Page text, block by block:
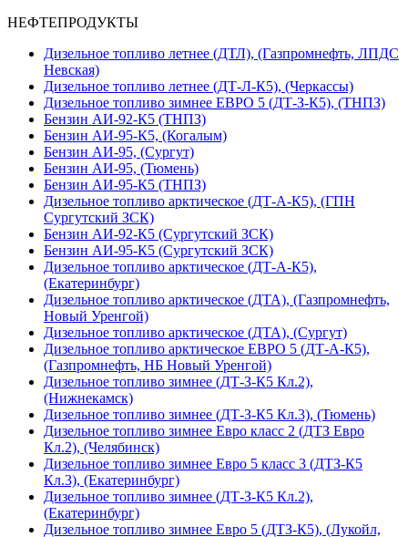
НЕФТЕПРОДУКТЫ
Дизельное топливо летнее (ДТЛ), (Газпромнефть, ЛПДС
Невская)
Дизельное топливо летнее (ДТ-Л-К5), (Черкассы)
Дизельное топливо зимнее ЕВРО 5 (ДТ-З-К5), (ТНПЗ)
Бензин АИ-92-К5 (ТНПЗ)
Бензин АИ-95-К5, (Когалым)
Бензин АИ-95, (Сургут)
Бензин АИ-95, (Тюмень)
Бензин АИ-95-К5 (ТНПЗ)
Дизельное топливо арктическое (ДТ-А-К5), (ГПН
Сургутский ЗСК)
Бензин АИ-92-К5 (Сургутский ЗСК)
Бензин АИ-95-К5 (Сургутский ЗСК)
Дизельное топливо арктическое (ДТ-А-К5),
(Екатеринбург)
Дизельное топливо арктическое (ДТА), (Газпромнефть,
Новый Уренгой)
Дизельное топливо арктическое (ДТА), (Сургут)
Дизельное топливо арктическое ЕВРО 5 (ДТ-А-К5),
(Газпромнефть, НБ Новый Уренгой)
Дизельное топливо зимнее (ДТ-З-К5 Кл.2),
(Нижнекамск)
Дизельное топливо зимнее (ДТ-З-К5 Кл.3), (Тюмень)
Дизельное топливо зимнее Евро класс 2 (ДТЗ Евро
Кл.2), (Челябинск)
Дизельное топливо зимнее Евро 5 класс 3 (ДТЗ-К5
Кл.3), (Екатеринбург)
Дизельное топливо зимнее (ДТ-З-К5 Кл.2),
(Екатеринбург)
Дизельное топливо зимнее Евро 5 (ДТЗ-К5), (Лукойл,